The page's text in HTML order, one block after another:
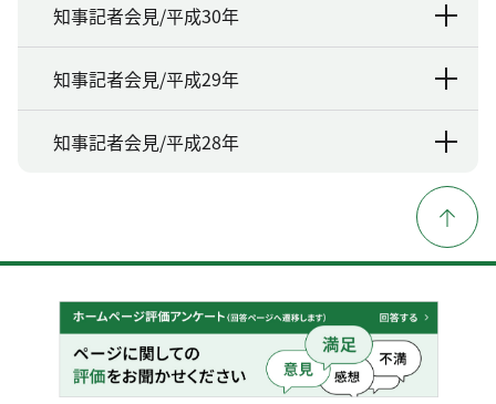
知事記者会見/平成30年
知事記者会見/平成29年
知事記者会見/平成28年